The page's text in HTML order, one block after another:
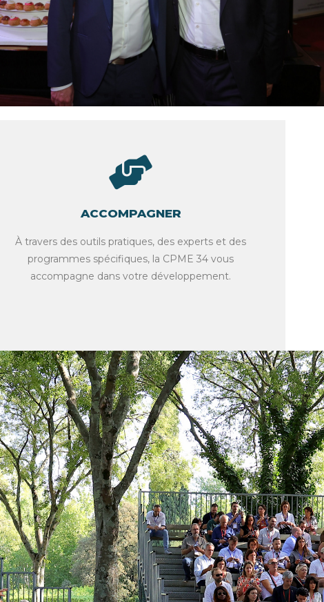
ACCOMPAGNER
À travers des outils pratiques, des experts et des
programmes spécifiques, la CPME 34 vous
accompagne dans votre développement.